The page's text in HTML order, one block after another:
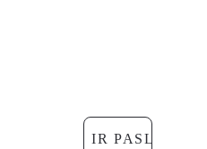
KAINOS IR PASLAUGOS